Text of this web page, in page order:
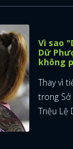
Vì sao
Dữ
không
Thay vì
trong Sở
Triệu Lệ